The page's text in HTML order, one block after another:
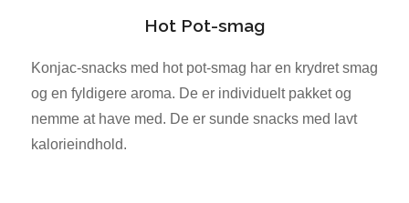
Hot Pot-smag
Konjac-snacks med hot pot-smag har en krydret smag
og en fyldigere aroma. De er individuelt pakket og
nemme at have med. De er sunde snacks med lavt
kalorieindhold.